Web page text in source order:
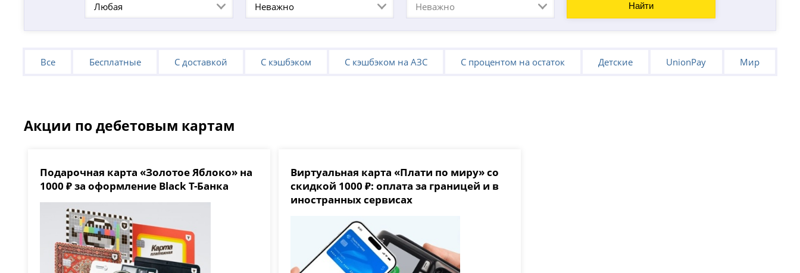
Любая Неважно Неважно Найти
Все Бесплатные С доставкой С кэшбэком С кэшбэком на АЗС С процентом на остаток Детские UnionPay Мир
Акции по дебетовым картам
Подарочная карта «Золотое Яблоко» на
1000 ₽ за оформление Black Т-Банка
Виртуальная карта «Плати по миру» со
скидкой 1000 ₽: оплата за границей и в
иностранных сервисах